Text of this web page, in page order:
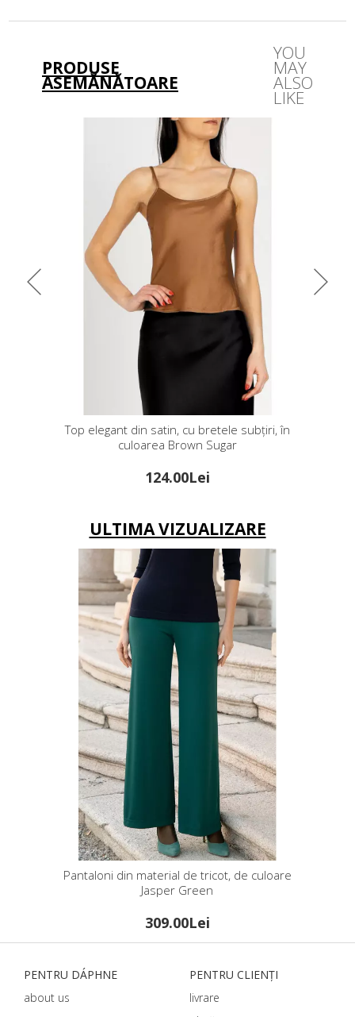
PRODUSE
ASEMĂNĂTOARE
YOU
MAY
ALSO
LIKE
subțiri, în
Top elegant din satin, cu bretele subțiri, în
culoarea Evening Blue
124.00Lei
ULTIMA VIZUALIZARE
Pantaloni din material de tricot, de culoare
Jasper Green
309.00Lei
PENTRU DÁPHNЕ
about us
PENTRU CLIENȚI
livrare